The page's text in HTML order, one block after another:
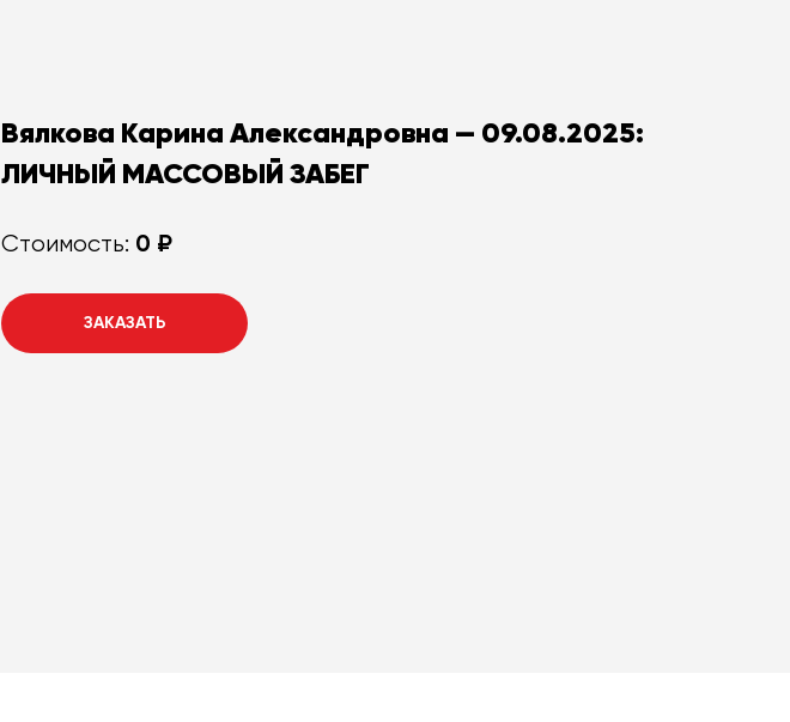
Вялкова Карина Александровна — 09.08.2025:
ЛИЧНЫЙ МАССОВЫЙ ЗАБЕГ
Стоимость: 0 ₽
ЗАКАЗАТЬ